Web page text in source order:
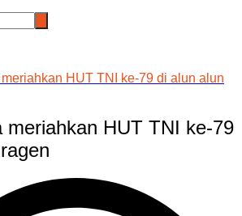
HUT TNI ke-79 di alun alun
meriahkan HUT TNI ke-79